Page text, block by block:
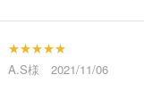
★★★★★
A.S様 2021/11/06